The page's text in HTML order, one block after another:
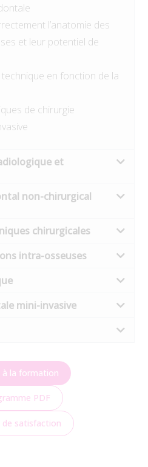
l’anatomie des
et leur potentiel de
en fonction de la
de chirurgie
et
non-chirurgical
chirurgicales
intra-osseuses
mini-invasive
à la formation
PDF
de satisfaction